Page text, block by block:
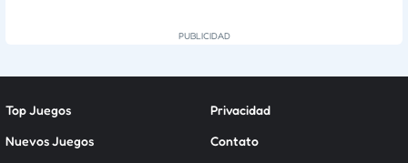
Top Juegos
Nuevos Juegos
Privacidad
Contato